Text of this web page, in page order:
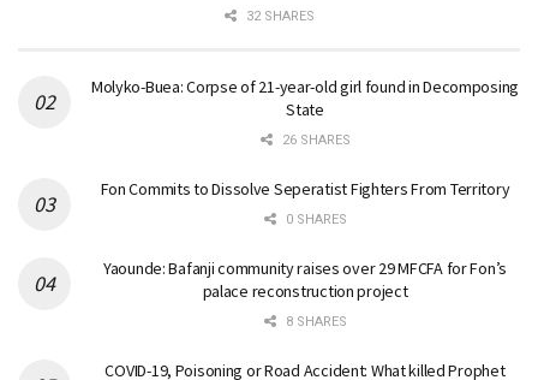
32 SHARES
Molyko-Buea: Corpse of 21-year-old girl found in Decomposing
State
26 SHARES
Fon Commits to Dissolve Seperatist Fighters From Territory
0 SHARES
Yaounde: Bafanji community raises over 29 MFCFA for Fon’s
palace reconstruction project
8 SHARES
COVID-19, Poisoning or Road Accident: What killed Prophet